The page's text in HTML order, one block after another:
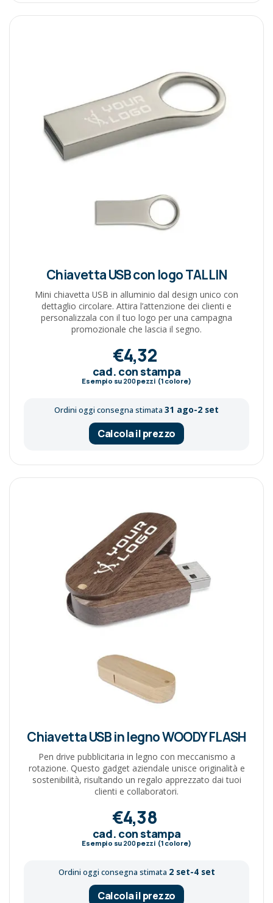
Chiavetta USB con logo TALLIN
Mini chiavetta USB in alluminio dal design unico con
dettaglio circolare. Attira l’attenzione dei clienti e
personalizzala con il tuo logo per una campagna
promozionale che lascia il segno.
€4,32
cad. con stampa
Esempio su 200pezzi (1 colore)
Ordini oggi consegna stimata 31 ago-2 set
Calcola il prezzo
Chiavetta USB in legno WOODY FLASH
Pen drive pubblicitaria in legno con meccanismo a
rotazione. Questo gadget aziendale unisce originalità e
sostenibilità, risultando un regalo apprezzato dai tuoi
clienti e collaboratori.
€4,38
cad. con stampa
Esempio su 200pezzi (1 colore)
Ordini oggi consegna stimata 2 set-4 set
Calcola il prezzo